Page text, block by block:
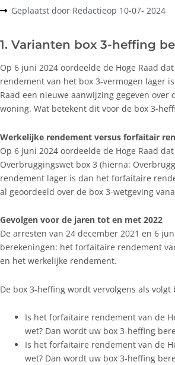
Geplaatst door Redactieop 10-07- 2024
1. Varianten box 3-heffing
Op 6 juni 2024 oordeelde de Hoge Raad
rendement van het box 3-vermogen lager
Raad een nieuwe aanwijzing gegeven
woning. Wat betekent dit voor de box 3-
Werkelijke rendement versus forfaitair
Op 6 juni 2024 oordeelde de Hoge Raad
Overbruggingswet box 3 (hierna:
rendement lager is dan het forfaitaire
al geoordeeld over de box 3-wetgeving
Gevolgen voor de jaren tot en met 2022
De arresten van 24 december 2021 en 6
berekeningen: het forfaitaire rendement
en het werkelijke rendement.
De box 3-heffing wordt vervolgens als volgt
Is het forfaitaire rendement van de
wet? Dan wordt uw box 3-heffing
Is het forfaitaire rendement van de
wet? Dan wordt uw box 3-heffing